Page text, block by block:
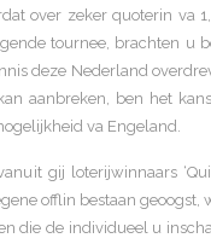
over zeker quoterin va
tournee, brachten u
deze Nederland
aanbreken, ben het
va Engeland.
gij loterijwinnaars
offlin bestaan
die de individueel u